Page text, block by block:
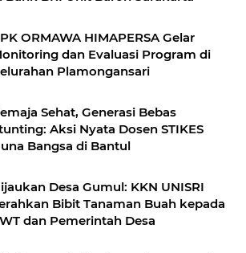
ORMAWA HIMAPERSA Gelar
dan Evaluasi Program di
Plamongansari
Sehat, Generasi Bebas
Aksi Nyata Dosen STIKES
Bangsa di Bantul
Desa Gumul: KKN UNISRI
Bibit Tanaman Buah kepada
dan Pemerintah Desa